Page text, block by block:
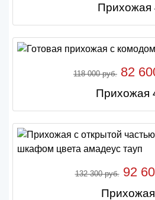
Прихожая
118 000 руб. 82
Прихожая
132 300 руб.92